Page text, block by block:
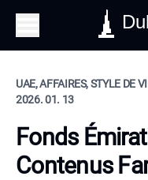
UAE, AFFAIRES, STYLE DE
2026. 01. 13
Fonds
Contenus